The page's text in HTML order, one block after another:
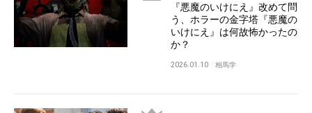
『悪魔のいけにえ』改めて問
う、ホラーの金字塔『悪魔の
いけにえ』は何故怖かったの
か？
2026.01.10 相馬学